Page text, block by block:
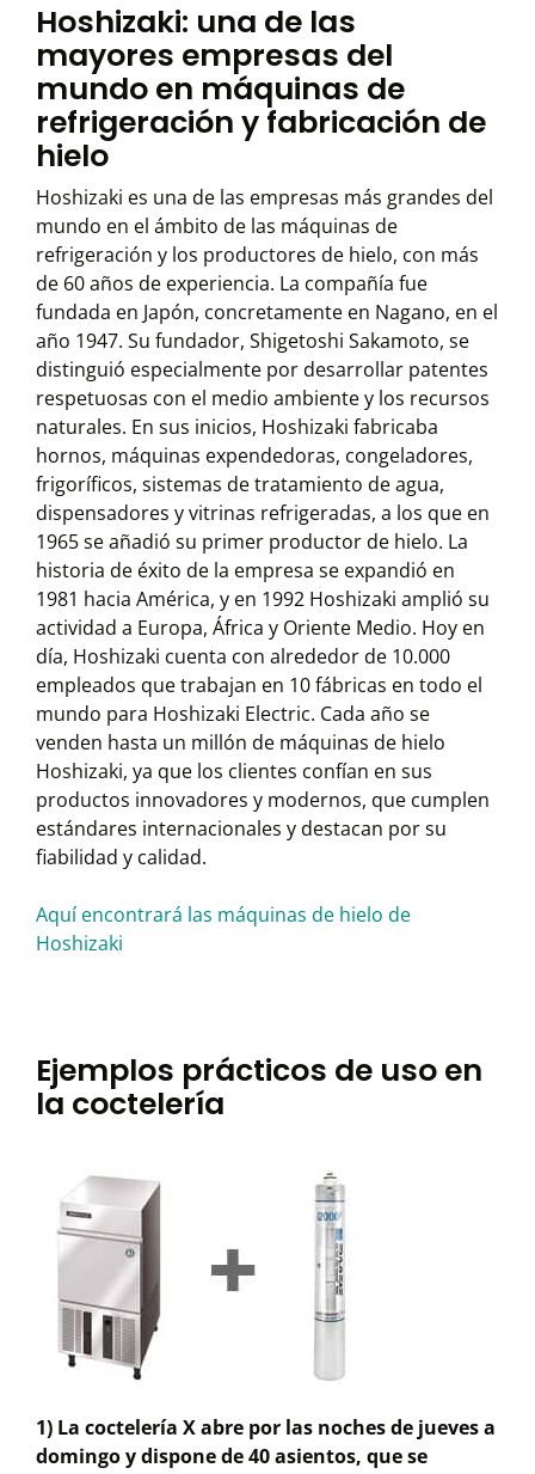
Hoshizaki: una de las
mayores empresas del
mundo en máquinas de
refrigeración y fabricación de
hielo
Hoshizaki es una de las empresas más grandes del
mundo en el ámbito de las máquinas de
refrigeración y los productores de hielo, con más
de 60 años de experiencia. La compañía fue
fundada en Japón, concretamente en Nagano, en el
año 1947. Su fundador, Shigetoshi Sakamoto, se
distinguió especialmente por desarrollar patentes
respetuosas con el medio ambiente y los recursos
naturales. En sus inicios, Hoshizaki fabricaba
hornos, máquinas expendedoras, congeladores,
frigoríficos, sistemas de tratamiento de agua,
dispensadores y vitrinas refrigeradas, a los que en
1965 se añadió su primer productor de hielo. La
historia de éxito de la empresa se expandió en
1981 hacia América, y en 1992 Hoshizaki amplió su
actividad a Europa, África y Oriente Medio. Hoy en
día, Hoshizaki cuenta con alrededor de 10.000
empleados que trabajan en 10 fábricas en todo el
mundo para Hoshizaki Electric. Cada año se
venden hasta un millón de máquinas de hielo
Hoshizaki, ya que los clientes confían en sus
productos innovadores y modernos, que cumplen
estándares internacionales y destacan por su
fiabilidad y calidad.
Aquí encontrará las máquinas de hielo de
Hoshizaki
Ejemplos prácticos de uso en
la coctelería
1) La coctelería X abre por las noches de jueves a
domingo y dispone de 40 asientos, que se